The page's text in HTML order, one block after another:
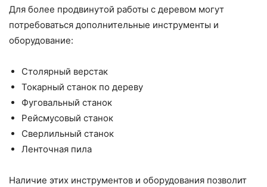
Для более продвинутой работы с деревом могут
потребоваться дополнительные инструменты и
оборудование:
Столярный верстак
Токарный станок по дереву
Фуговальный станок
Рейсмусовый станок
Сверлильный станок
Ленточная пила
Наличие этих инструментов и оборудования позволит